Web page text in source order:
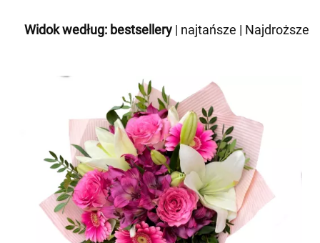
Widok według: bestsellery | najtańsze | Najdroższe